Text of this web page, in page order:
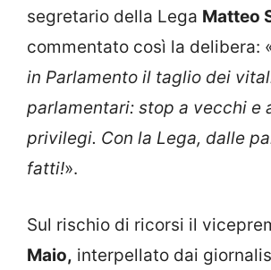
segretario della Lega Matteo
commentato così la delibera:
in Parlamento il taglio dei
parlamentari: stop a vecchi e
privilegi. Con la Lega, dalle
fatti!».
Sul rischio di ricorsi il
Maio, interpellato dai